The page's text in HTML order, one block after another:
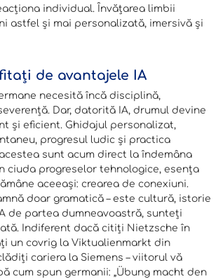
individual. Învățarea limbii
astfel și mai personalizată, imersivă și
de avantajele IA
necesită încă disciplină,
Dar, datorită IA, drumul devine
și eficient. Ghidajul personalizat,
progresul ludic și practica
sunt acum direct la îndemâna
ciuda progreselor tehnologice, esența
aceeași: crearea de conexiuni.
doar gramatică – este cultură, istorie
de partea dumneavoastră, sunteți
Indiferent dacă citiți Nietzsche în
un covrig la Viktualienmarkt din
cariera la Siemens – viitorul vă
cum spun germanii: „Übung macht den